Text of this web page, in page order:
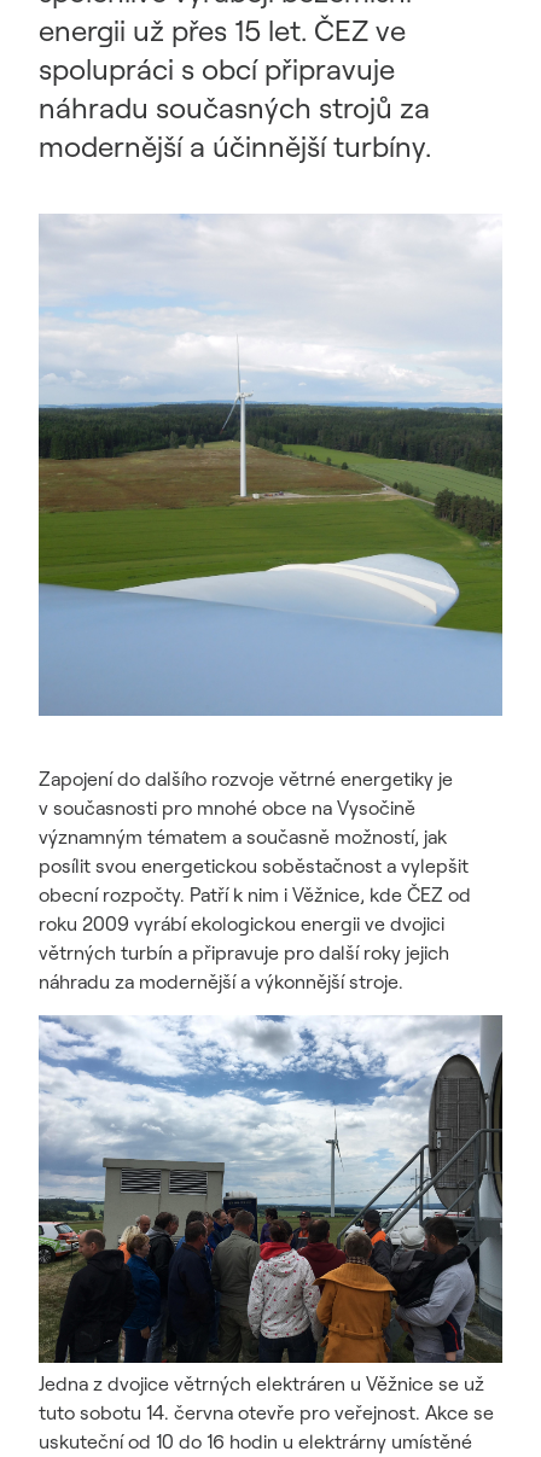
energii už přes 15 let. ČEZ ve
spolupráci s obcí připravuje
náhradu současných strojů za
modernější a účinnější turbíny.
Zapojení do dalšího rozvoje větrné energetiky je
v současnosti pro mnohé obce na Vysočině
významným tématem a současně možností, jak
posílit svou energetickou soběstačnost a vylepšit
obecní rozpočty. Patří k nim i Věžnice, kde ČEZ od
roku 2009 vyrábí ekologickou energii ve dvojici
větrných turbín a připravuje pro další roky jejich
náhradu za modernější a výkonnější stroje.
Jedna z dvojice větrných elektráren u Věžnice se už
tuto sobotu 14. června otevře pro veřejnost. Akce se
uskuteční od 10 do 16 hodin u elektrárny umístěné